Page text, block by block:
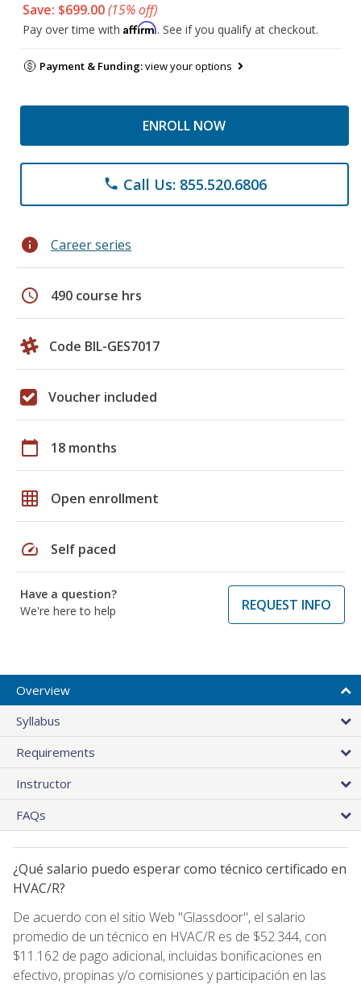
Save: $699.00(15% off)
Pay over time with Affirm. See if you qualify at checkout.
Payment & Funding:view your options
ENROLL NOW
phone Call Us: 855.520.6806
info Career series
schedule 490 course hrs
Code BIL-GES7017
Voucher included
calendar_today 18 months
grid_on Open enrollment
speed Self paced
Have a question?
We're here to help
REQUEST INFO
Overview
Syllabus
Requirements
Instructor
FAQs
¿Qué salario puedo esperar como técnico certificado en
HVAC/R?
De acuerdo con el sitio Web "Glassdoor", el salario
promedio de un técnico en HVAC/R es de $52.344, con
$11.162 de pago adicional, incluidas bonificaciones en
efectivo, propinas y/o comisiones y participación en las